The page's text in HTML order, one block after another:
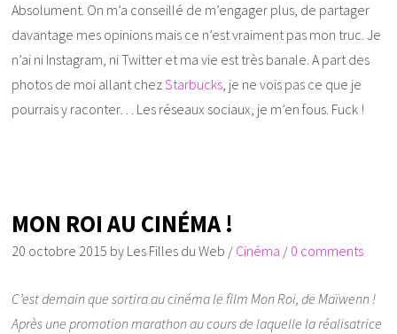
Absolument. On m’a conseillé de m’engager plus, de partager
davantage mes opinions mais ce n’est vraiment pas mon truc. Je
n’ai ni Instagram, ni Twitter et ma vie est très banale. A part des
photos de moi allant chezStarbucks, je ne vois pas ce que je
pourrais y raconter… Les réseaux sociaux, je m’en fous. Fuck !
MON ROI AU CINÉMA !
20 octobre 2015 by Les Filles du Web / Cinéma / 0 comments
C’est demain que sortira au cinéma le film Mon Roi, de Maïwenn !
Après une promotion marathon au cours de laquelle la réalisatrice